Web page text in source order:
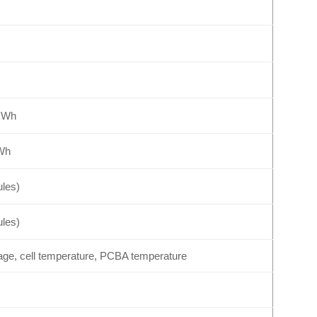
cell temperature, PCBA temperature